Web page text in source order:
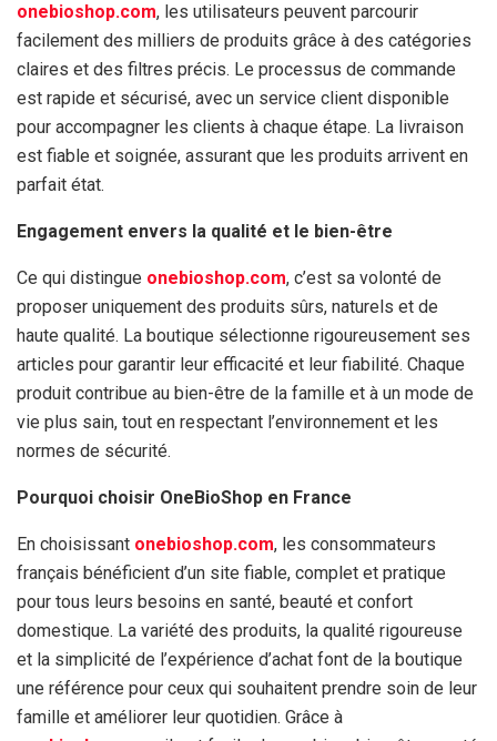
onebioshop.com, les utilisateurs peuvent parcourir
facilement des milliers de produits grâce à des catégories
claires et des filtres précis. Le processus de commande
est rapide et sécurisé, avec un service client disponible
pour accompagner les clients à chaque étape. La livraison
est fiable et soignée, assurant que les produits arrivent en
parfait état.
Engagement envers la qualité et le bien-être
Ce qui distingue onebioshop.com, c’est sa volonté de
proposer uniquement des produits sûrs, naturels et de
haute qualité. La boutique sélectionne rigoureusement ses
articles pour garantir leur efficacité et leur fiabilité. Chaque
produit contribue au bien-être de la famille et à un mode de
vie plus sain, tout en respectant l’environnement et les
normes de sécurité.
Pourquoi choisir OneBioShop en France
En choisissant onebioshop.com, les consommateurs
français bénéficient d’un site fiable, complet et pratique
pour tous leurs besoins en santé, beauté et confort
domestique. La variété des produits, la qualité rigoureuse
et la simplicité de l’expérience d’achat font de la boutique
une référence pour ceux qui souhaitent prendre soin de leur
famille et améliorer leur quotidien. Grâce à